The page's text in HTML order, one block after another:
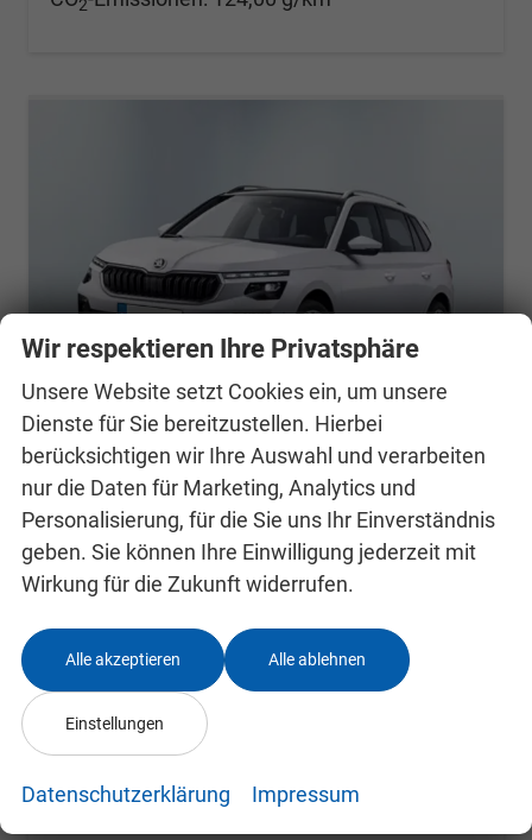
2
Skoda Kamiq
Selection
Fahrzeugnr. 24991807 Getriebe Schalt. 6-Gang
Kraftstoff Benzin Leistung 85 kW (116 PS)
22.800,– € Details
Verbrauch kombiniert:
CO -Klasse:D
CO2-Emissionen:123,00 g/km
Wir respektieren Ihre Privatsphäre
Unsere Website setzt Cookies ein, um unsere
Dienste für Sie bereitzustellen. Hierbei
berücksichtigen wir Ihre Auswahl und verarbeiten
nur die Daten für Marketing, Analytics und
Personalisierung, für die Sie uns Ihr Einverständnis
geben. Sie können Ihre Einwilligung jederzeit mit
Wirkung für die Zukunft widerrufen.
Alle akzeptieren Alle ablehnen
Einstellungen
Datenschutzerklärung Impressum